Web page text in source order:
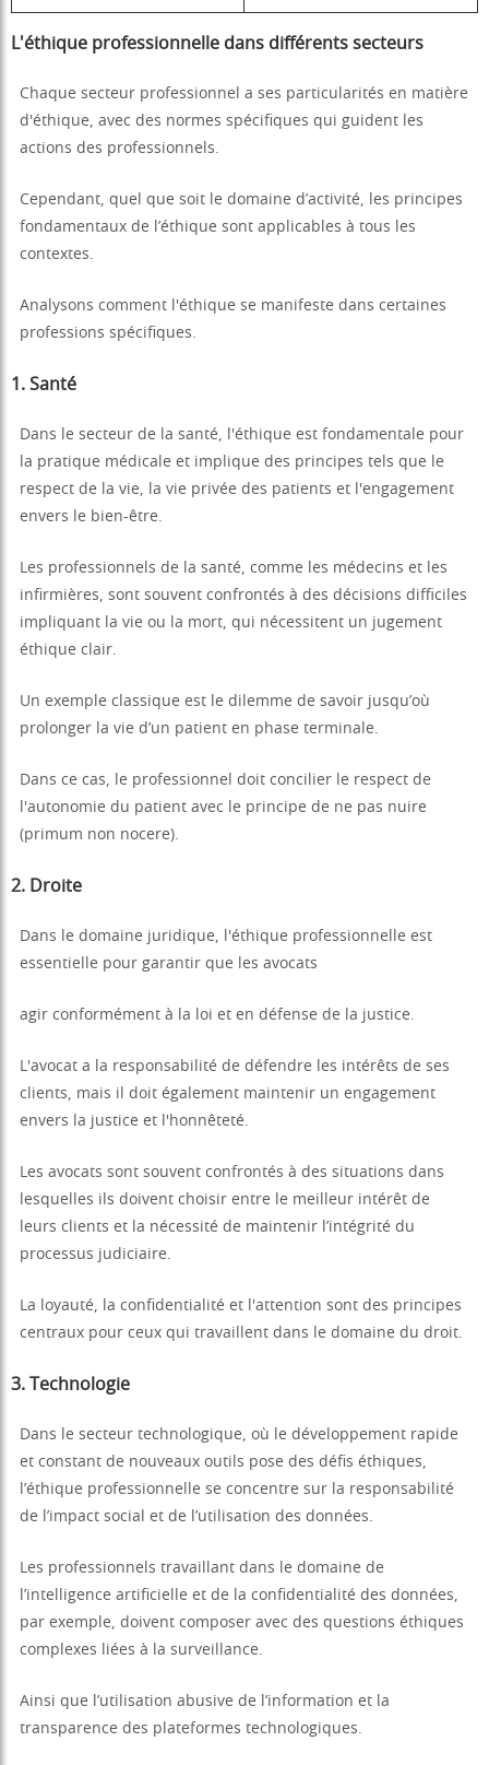
L'éthique professionnelle dans différents secteurs
Chaque secteur professionnel a ses particularités en matière
d'éthique, avec des normes spécifiques qui guident les
actions des professionnels.
Cependant, quel que soit le domaine d’activité, les principes
fondamentaux de l’éthique sont applicables à tous les
contextes.
Analysons comment l'éthique se manifeste dans certaines
professions spécifiques.
1. Santé
Dans le secteur de la santé, l'éthique est fondamentale pour
la pratique médicale et implique des principes tels que le
respect de la vie, la vie privée des patients et l'engagement
envers le bien-être.
Les professionnels de la santé, comme les médecins et les
infirmières, sont souvent confrontés à des décisions difficiles
impliquant la vie ou la mort, qui nécessitent un jugement
éthique clair.
Un exemple classique est le dilemme de savoir jusqu’où
prolonger la vie d’un patient en phase terminale.
Dans ce cas, le professionnel doit concilier le respect de
l'autonomie du patient avec le principe de ne pas nuire
(primum non nocere).
2. Droite
Dans le domaine juridique, l'éthique professionnelle est
essentielle pour garantir que les avocats
agir conformément à la loi et en défense de la justice.
L'avocat a la responsabilité de défendre les intérêts de ses
clients, mais il doit également maintenir un engagement
envers la justice et l'honnêteté.
Les avocats sont souvent confrontés à des situations dans
lesquelles ils doivent choisir entre le meilleur intérêt de
leurs clients et la nécessité de maintenir l’intégrité du
processus judiciaire.
La loyauté, la confidentialité et l'attention sont des principes
centraux pour ceux qui travaillent dans le domaine du droit.
3. Technologie
Dans le secteur technologique, où le développement rapide
et constant de nouveaux outils pose des défis éthiques,
l’éthique professionnelle se concentre sur la responsabilité
de l’impact social et de l’utilisation des données.
Les professionnels travaillant dans le domaine de
l’intelligence artificielle et de la confidentialité des données,
par exemple, doivent composer avec des questions éthiques
complexes liées à la surveillance.
Ainsi que l’utilisation abusive de l’information et la
transparence des plateformes technologiques.